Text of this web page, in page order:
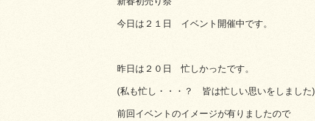
今日は２１日 イベント開催中です。
昨日は２０日 忙しかったです。
(私も忙し・・・？ 皆は忙しい思いをしました)
前回イベントのイメージが有りましたので